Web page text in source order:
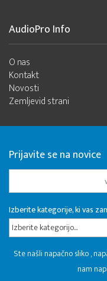
AudioPro Info
O nas
Kontakt
Novosti
Zemljevid strani
Prijavite se na novice
Izberite kategorije, ki vas
Izberite kategorijo...
Ste našli napačno sliko ,
nam